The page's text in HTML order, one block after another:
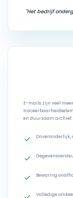
"Het bedrijf
E-mails zijn veel
en duurzaam archief.
Onveranderlijk,
Bewaring
Volledige